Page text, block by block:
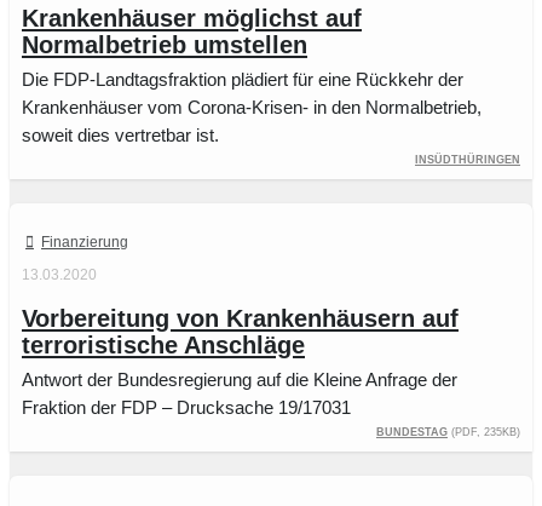
Krankenhäuser möglichst auf
Normalbetrieb umstellen
Die FDP-Landtagsfraktion plädiert für eine Rückkehr der
Krankenhäuser vom Corona-Krisen- in den Normalbetrieb,
soweit dies vertretbar ist.
inSüdthüringen
Finanzierung
13.03.2020
Vorbereitung von Krankenhäusern auf
terroristische Anschläge
Antwort der Bundesregierung auf die Kleine Anfrage der
Fraktion der FDP – Drucksache 19/17031
Bundestag (PDF, 235KB)